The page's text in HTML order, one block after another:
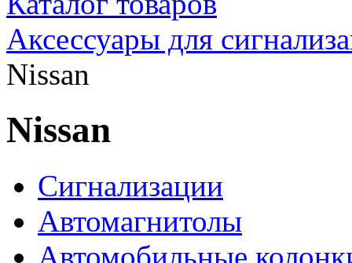
Аксессуары для
Nissan
Nissan
Сигнализации
Автомагнитолы
Автомобильные